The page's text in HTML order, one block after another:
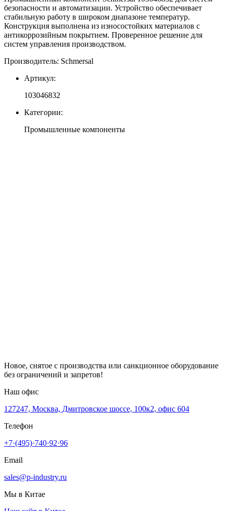
безопасности и автоматизации. Устройство обеспечивает
стабильную работу в широком диапазоне температур.
Конструкция выполнена из износостойких материалов с
антикоррозийным покрытием. Проверенное решение для
систем управления производством.
Производитель: Schmersal
Артикул:
103046832
Категории:
Промышленные компоненты
Новое, снятое с производства или санкционное оборудование
без ограничений и запретов!
Наш офис
127247, Москва, Дмитровское шоссе, 100к2, офис 604
Телефон
+7·(495)·740·92·96
Email
sales@p-industry.ru
Мы в Китае